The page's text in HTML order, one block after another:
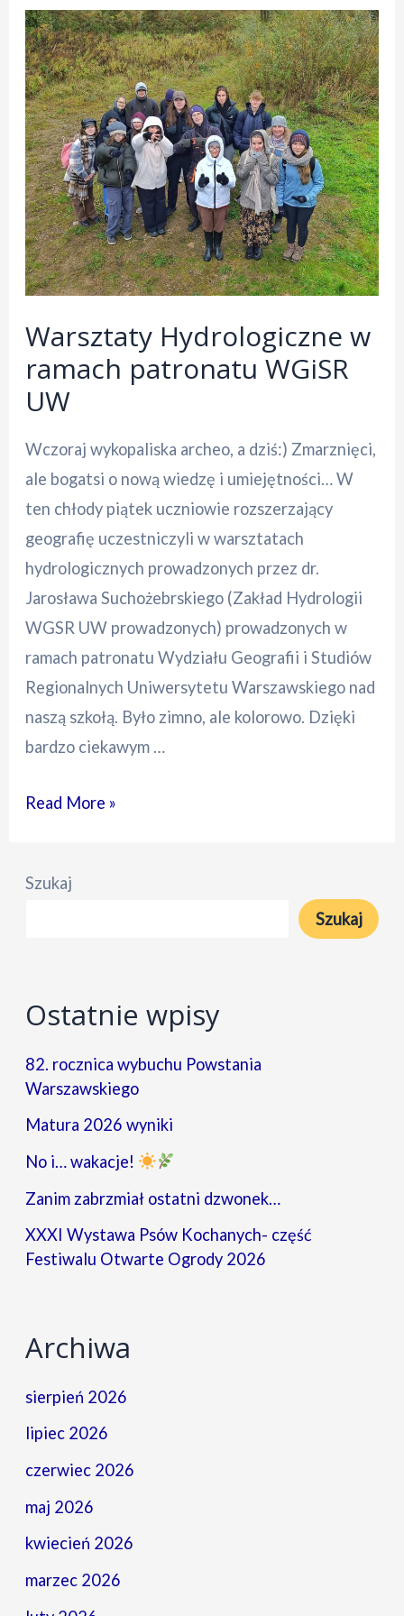
Warsztaty Hydrologiczne w
ramach patronatu WGiSR
UW
Wczoraj wykopaliska archeo, a dziś:) Zmarznięci,
ale bogatsi o nową wiedzę i umiejętności… W
ten chłody piątek uczniowie rozszerzający
geografię uczestniczyli w warsztatach
hydrologicznych prowadzonych przez dr.
Jarosława Suchożebrskiego (Zakład Hydrologii
WGSR UW prowadzonych) prowadzonych w
ramach patronatu Wydziału Geografii i Studiów
Regionalnych Uniwersytetu Warszawskiego nad
naszą szkołą. Było zimno, ale kolorowo. Dzięki
bardzo ciekawym …
Warsztaty
ramach
Read More »
Szukaj
Szukaj
Ostatnie wpisy
82. rocznica wybuchu Powstania
Warszawskiego
Matura 2026 wyniki
No i… wakacje!
Zanim zabrzmiał ostatni dzwonek…
XXXI Wystawa Psów Kochanych- część
Festiwalu Otwarte Ogrody 2026
Archiwa
sierpień 2026
lipiec 2026
czerwiec 2026
maj 2026
kwiecień 2026
marzec 2026